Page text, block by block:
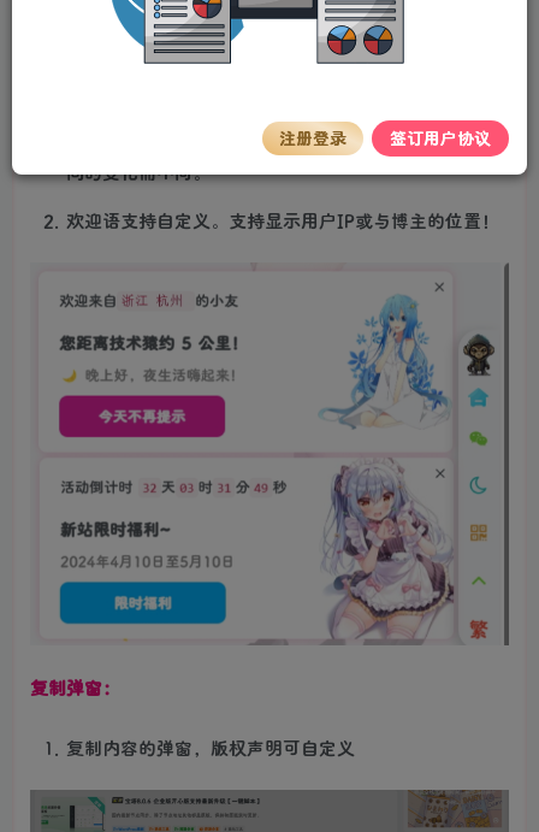
功能介绍
在用户初次访问网站时显示欢迎界面，且欢迎语随着时
间的变化而不同。
欢迎语支持自定义。支持显示用户IP或与博主的位置！
复制弹窗：
复制内容的弹窗，版权声明可自定义
注册登录 签订用户协议